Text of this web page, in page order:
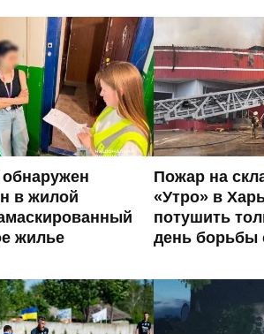
в жилой
жилье
Пожар на
«Утро» в
потушить
день борьбы